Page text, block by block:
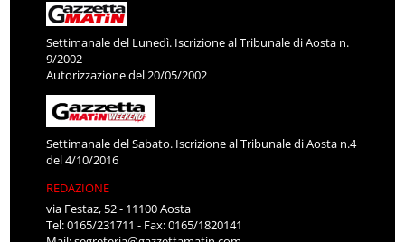
Settimanale del Lunedì. Iscrizione al Tribunale di Aosta n.
9/2002
Autorizzazione del 20/05/2002
Settimanale del Sabato. Iscrizione al Tribunale di Aosta n.4
del 4/10/2016
REDAZIONE
via Festaz, 52 - 11100 Aosta
Tel: 0165/231711 - Fax: 0165/1820141